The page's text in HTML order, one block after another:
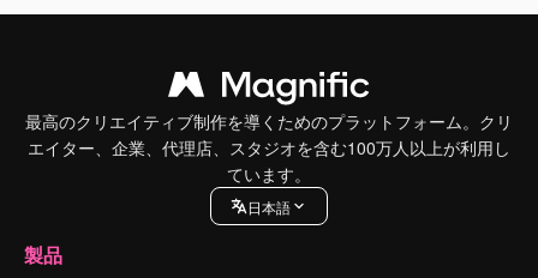
最高のクリエイティブ制作を導くためのプラットフォーム。クリ
エイター、企業、代理店、スタジオを含む100万人以上が利用し
ています。
日本語
製品